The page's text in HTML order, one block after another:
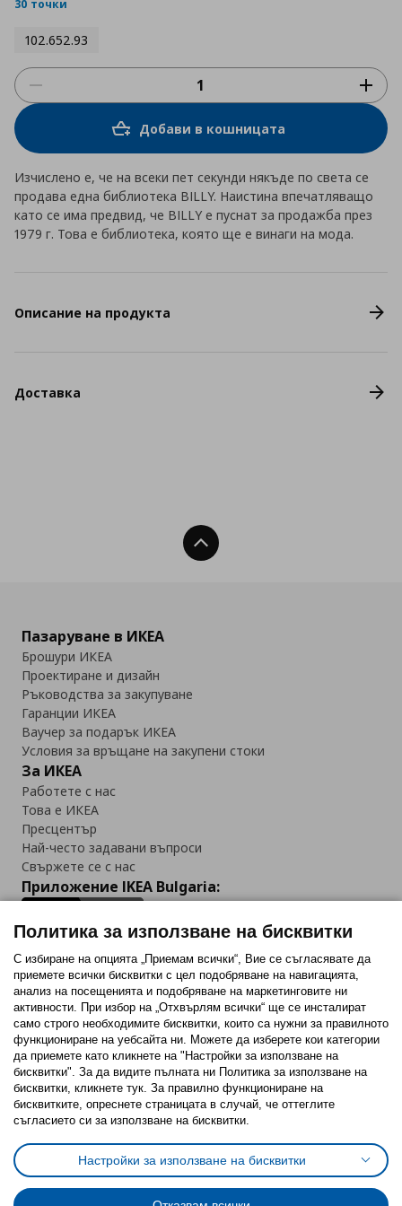
30 точки
102.652.93
Добави в кошницата
Изчислено е, че на всеки пет секунди някъде по света се
продава една библиотека BILLY. Наистина впечатляващо
като се има предвид, че BILLY е пуснат за продажба през
1979 г. Това е библиотека, която ще е винаги на мода.
Описание на продукта
Доставка
Нагоре
Пазаруване в ИКЕА
Брошури ИКЕА
Проектиране и дизайн
Ръководства за закупуване
Гаранции ИКЕА
Ваучер за подарък ИКЕА
Условия за връщане на закупени стоки
За ИКЕА
Работете с нас
Това е ИКЕА
Пресцентър
Най-често задавани въпроси
Свържете се с нас
Приложение IKEA Bulgaria:
Последвайте ни:
FacebookTwitterYoutubePinterestInstagram
Политика за използване на бисквитки (Cookies)
Избор на настройки за използване на бисквитки
Условия за ползване на ikea.bgОбща политика за личните данни
Политика за защита на личните данни на ikea.bg
Общи условия на програма IKEA Family
Политика за използване на бисквитки
С избиране на опцията „Приемам всички“, Вие се съгласявате да
приемете всички бисквитки с цел подобряване на навигацията,
анализ на посещенията и подобряване на маркетинговите ни
активности. При избор на „Отхвърлям всички“ ще се инсталират
само строго необходимитe бисквитки, които са нужни за правилното
функциониране на уебсайта ни. Можете да изберете кои категории
да приемете като кликнете на "Настройки за използване на
бисквитки". За да видите пълната ни Политика за използване на
бисквитки, кликнете тук. За правилно функциониране на
бисквитките, опреснете страницата в случай, че оттеглите
съгласието си за използване на бисквитки.
Настройки за използване на бисквитки